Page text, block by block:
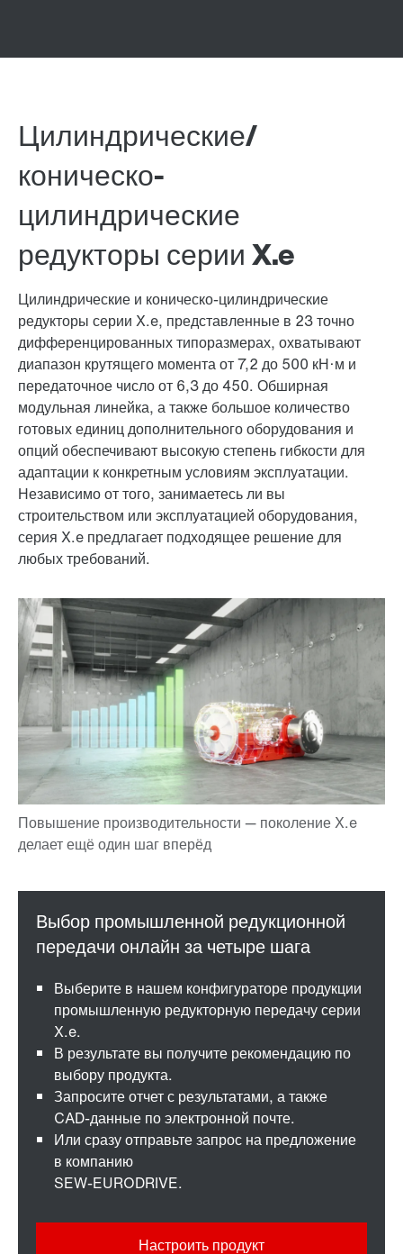
Цилиндрические/
коническо-
цилиндрические
редукторы серии X.e
Цилиндрические и коническо-цилиндрические
редукторы серии X.e, представленные в 23 точно
дифференцированных типоразмерах, охватывают
диапазон крутящего момента от 7,2 до 500 кН·м и
передаточное число от 6,3 до 450. Обширная
модульная линейка, а также большое количество
готовых единиц дополнительного оборудования и
опций обеспечивают высокую степень гибкости для
адаптации к конкретным условиям эксплуатации.
Независимо от того, занимаетесь ли вы
строительством или эксплуатацией оборудования,
серия X.e предлагает подходящее решение для
любых требований.
Выберите в нашем конфигураторе продукции
промышленную редукторную передачу серии
X.e.
В результате вы получите рекомендацию по
выбору продукта.
Запросите отчет с результатами, а также
CAD-данные по электронной почте.
Или сразу отправьте запрос на предложение
в компанию
SEW-EURODRIVE.
Настроить продукт